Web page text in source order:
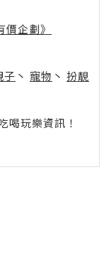
企劃》
子 丶 寵物 丶 扮靚
玩樂資訊！